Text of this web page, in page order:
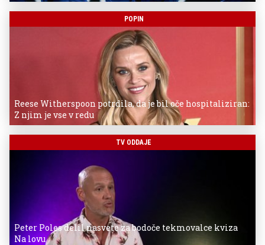
POPIN
Reese Witherspoon potrdila, da je bil oče hospitaliziran:
Z njim je vse v redu
TV ODDAJE
Peter Poles delil nasvete za bodoče tekmovalce kviza
Na lovu